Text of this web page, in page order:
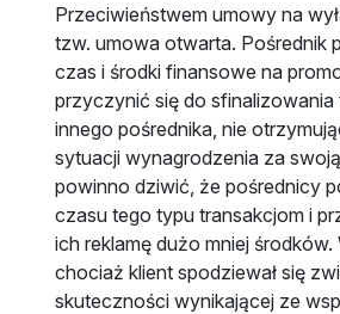
Przeciwieństwem umowy na
tzw. umowa otwarta. Pośrednik
czas i środki finansowe na
przyczynić się do sfinalizowania
innego pośrednika, nie
sytuacji wynagrodzenia za
powinno dziwić, że pośrednicy
czasu tego typu transakcjom i
ich reklamę dużo mniej
chociaż klient spodziewał się
skuteczności wynikającej ze